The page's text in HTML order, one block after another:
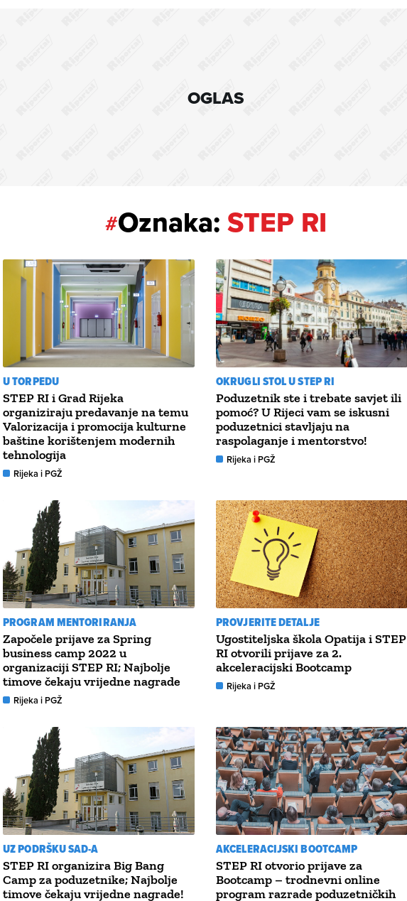
OGLAS
#Oznaka:STEP RI
U TORPEDU
STEP RI i Grad Rijeka
organiziraju predavanje na temu
Valorizacija i promocija kulturne
baštine korištenjem modernih
tehnologija
Rijeka i PGŽ
OKRUGLI STOL U STEP RI
Poduzetnik ste i trebate savjet ili
pomoć? U Rijeci vam se iskusni
poduzetnici stavljaju na
raspolaganje i mentorstvo!
Rijeka i PGŽ
PROGRAM MENTORIRANJA
Započele prijave za Spring
business camp 2022 u
organizaciji STEP RI; Najbolje
timove čekaju vrijedne nagrade
Rijeka i PGŽ
PROVJERITE DETALJE
Ugostiteljska škola Opatija i STEP
RI otvorili prijave za 2.
akceleracijski Bootcamp
Rijeka i PGŽ
UZ PODRŠKU SAD-A
STEP RI organizira Big Bang
Camp za poduzetnike; Najbolje
timove čekaju vrijedne nagrade!
AKCELERACIJSKI BOOTCAMP
STEP RI otvorio prijave za
Bootcamp – trodnevni online
program razrade poduzetničkih